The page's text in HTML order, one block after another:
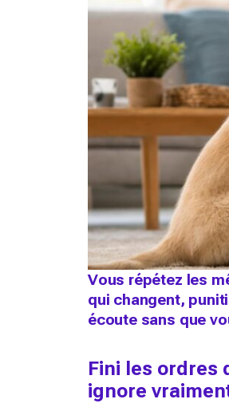
Vous répétez les
qui changent,
écoute sans que
Fini les ordres
ignore